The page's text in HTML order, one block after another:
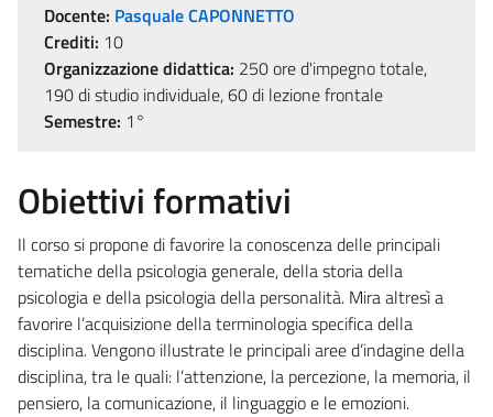
Docente: Pasquale CAPONNETTO
Crediti: 10
Organizzazione didattica: 250 ore d'impegno totale,
190 di studio individuale, 60 di lezione frontale
Semestre: 1°
Obiettivi formativi
Il corso si propone di favorire la conoscenza delle principali
tematiche della psicologia generale, della storia della
psicologia e della psicologia della personalità. Mira altresì a
favorire l’acquisizione della terminologia specifica della
disciplina. Vengono illustrate le principali aree d’indagine della
disciplina, tra le quali: l’attenzione, la percezione, la memoria, il
pensiero, la comunicazione, il linguaggio e le emozioni.